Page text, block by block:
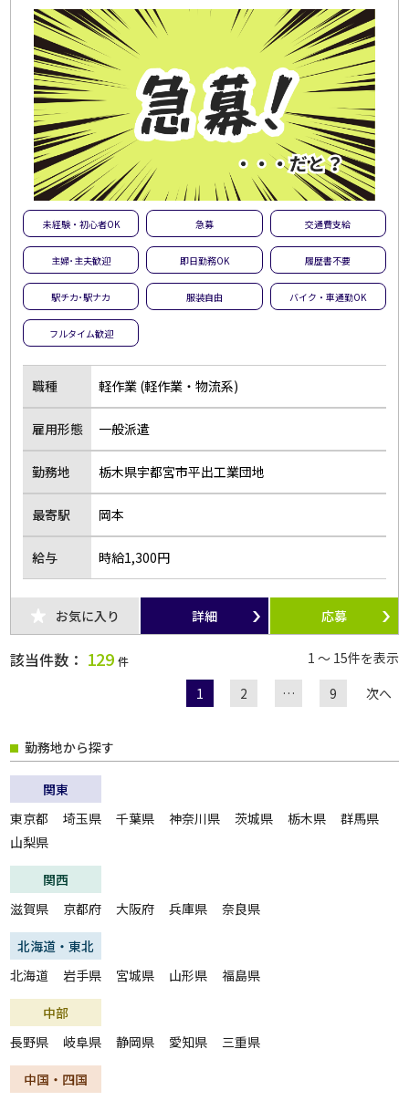
未経験・初心者OK 急募 交通費支給
主婦･主夫歓迎 即日勤務OK 履歴書不要
駅チカ･駅ナカ 服装自由 バイク・車通勤OK
フルタイム歓迎
職種 軽作業 (軽作業・物流系)
雇用形態 一般派遣
勤務地 栃木県宇都宮市平出工業団地
最寄駅 岡本
給与 時給1,300円
お気に入り 詳細 応募
該当件数： 129 件
1 ～ 15件を表示
1
2 … 9 次へ
勤務地から探す
関東
東京都
埼玉県 千葉県 神奈川県 茨城県 栃木県
群馬県
山梨県
関西
滋賀県
京都府 大阪府 兵庫県 奈良県
北海道・東北
北海道
岩手県 宮城県 山形県 福島県
中部
長野県
岐阜県 静岡県 愛知県 三重県
中国・四国